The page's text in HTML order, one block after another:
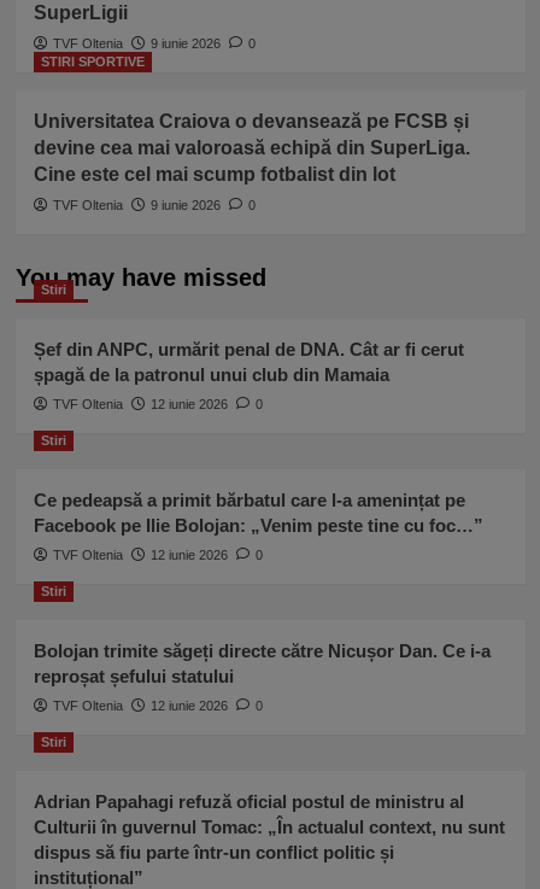
SuperLigii
TVF Oltenia 9 iunie 2026
0
STIRI SPORTIVE
Universitatea Craiova o devansează pe FCSB și
devine cea mai valoroasă echipă din SuperLiga.
Cine este cel mai scump fotbalist din lot
TVF Oltenia 9 iunie 2026 0
You may have missed
Stiri
Șef din ANPC, urmărit penal de DNA. Cât ar fi cerut
șpagă de la patronul unui club din Mamaia
TVF Oltenia 12 iunie 2026 0
Stiri
Ce pedeapsă a primit bărbatul care l-a amenințat pe
Facebook pe Ilie Bolojan: „Venim peste tine cu foc…”
TVF Oltenia 12 iunie 2026 0
Stiri
Bolojan trimite săgeți directe către Nicușor Dan. Ce i-a
reproșat șefului statului
TVF Oltenia 12 iunie 2026 0
Stiri
Adrian Papahagi refuză oficial postul de ministru al
Culturii în guvernul Tomac: „În actualul context, nu sunt
dispus să fiu parte într-un conflict politic și
instituțional”